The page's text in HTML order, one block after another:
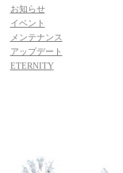
お知らせ
イベント
メンテナンス
アップデート
ETERNITY